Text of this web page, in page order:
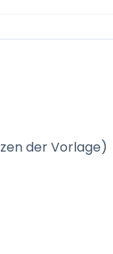
der Vorlage)